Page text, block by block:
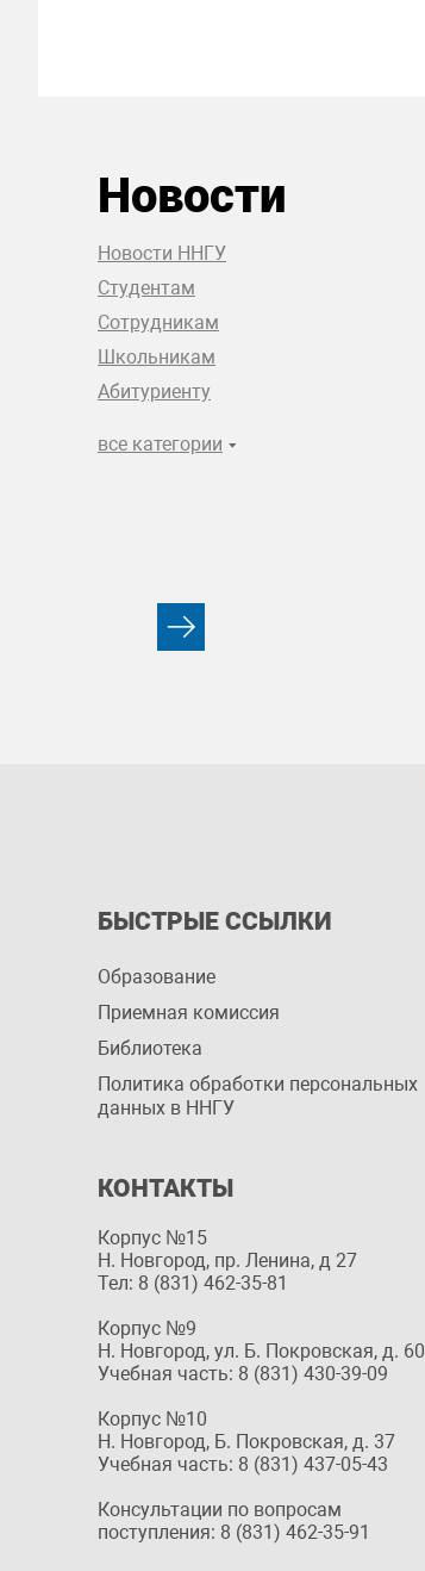
Новости
Новости ННГУ
Студентам
Сотрудникам
Школьникам
Абитуриенту
все категории
БЫСТРЫЕ ССЫЛКИ
Образование
Приемная комиссия
Библиотека
Политика обработки персональных
данных в ННГУ
КОНТАКТЫ
Корпус №15
Н. Новгород, пр. Ленина, д 27
Тел: 8 (831) 462-35-81
Корпус №9
Н. Новгород, ул. Б. Покровская, д. 60
Учебная часть: 8 (831) 430-39-09
Корпус №10
Н. Новгород, Б. Покровская, д. 37
Учебная часть: 8 (831) 437-05-43
Консультации по вопросам
поступления: 8 (831) 462-35-91